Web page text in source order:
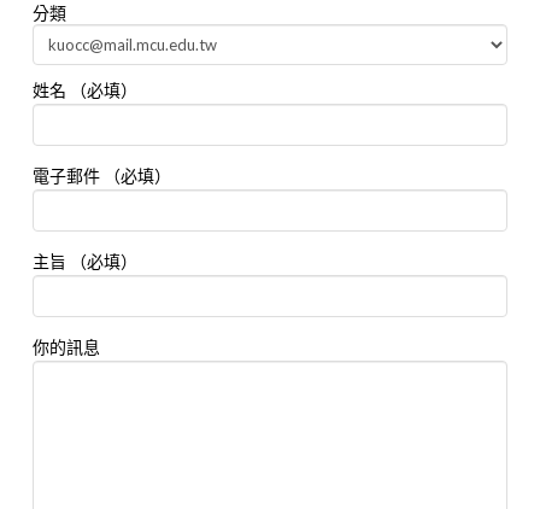
分類
姓名 （必填）
電子郵件 （必填）
主旨 （必填）
你的訊息